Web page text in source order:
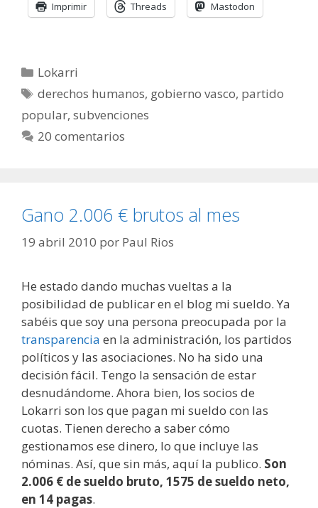
Imprimir Threads Mastodon
Categorías
Lokarri
Etiquetas
derechos humanos, gobierno vasco, partido
popular, subvenciones
20 comentarios
Gano 2.006 € brutos al mes
19 abril 2010 por Paul Rios
He estado dando muchas vueltas a la
posibilidad de publicar en el blog mi sueldo. Ya
sabéis que soy una persona preocupada por la
transparencia en la administración, los partidos
políticos y las asociaciones. No ha sido una
decisión fácil. Tengo la sensación de estar
desnudándome. Ahora bien, los socios de
Lokarri son los que pagan mi sueldo con las
cuotas. Tienen derecho a saber cómo
gestionamos ese dinero, lo que incluye las
nóminas. Así, que sin más, aquí la publico. Son
2.006 € de sueldo bruto, 1575 de sueldo neto,
en 14 pagas.